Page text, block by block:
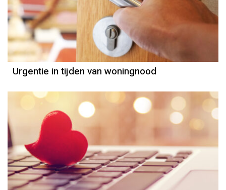
Column
Jeanine Janssen
Urgentie in tijden van woningnood